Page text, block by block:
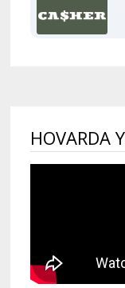
HOVARDA